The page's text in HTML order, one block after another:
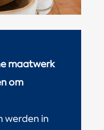
maatwerk
om
werden in